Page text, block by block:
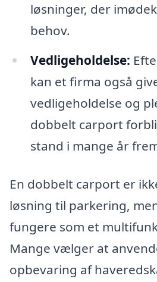
løsninger, der
behov.
Vedligeholdelse:
kan et firma også
vedligeholdelse og
dobbelt carport
stand i mange år
En dobbelt carport er
løsning til parkering,
fungere som et
Mange vælger at
opbevaring af